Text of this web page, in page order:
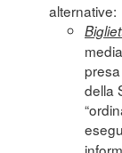
alternative:
della